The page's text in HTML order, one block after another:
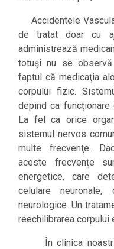
Accidentele
de tratat doar cu
administrează
totuşi nu se
faptul că medicaţia
corpului fizic.
depind ca
La fel ca orice
sistemul nervos
multe frecvenţe.
aceste frecvenţe
energetice, care
celulare
neurologice. Un
reechilibrarea corpului
În clinica noastră